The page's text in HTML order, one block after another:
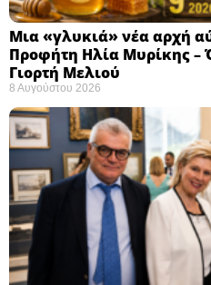
Μια «γλυκιά» νέα αρχή
Προφήτη Ηλία Μυρίκης –
Γιορτή Μελιού
8 Αυγούστου 2026